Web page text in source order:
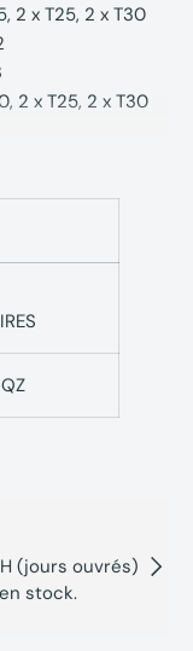
2 x T25, 2 x T30
2 x T25, 2 x T30
(jours ouvrés)
stock.